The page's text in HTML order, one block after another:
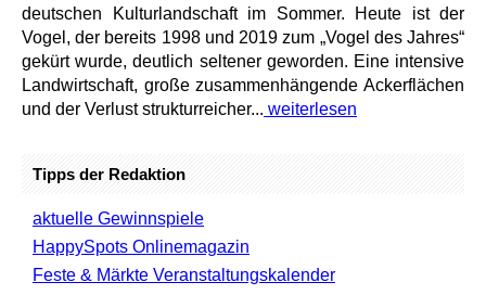
deutschen Kulturlandschaft im Sommer. Heute ist der
Vogel, der bereits 1998 und 2019 zum „Vogel des Jahres“
gekürt wurde, deutlich seltener geworden. Eine intensive
Landwirtschaft, große zusammenhängende Ackerflächen
und der Verlust strukturreicher... weiterlesen
Tipps der Redaktion
aktuelle Gewinnspiele
HappySpots Onlinemagazin
Feste & Märkte Veranstaltungskalender